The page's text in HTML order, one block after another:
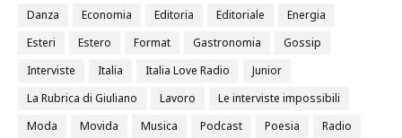
Danza
Economia Editoria Editoriale
Energia
Esteri
Estero Format Gastronomia
Gossip
Interviste
Italia Italia Love Radio
Junior
La Rubrica di Giuliano
Lavoro
Le interviste impossibili
Moda
Movida Musica Podcast Poesia
Radio